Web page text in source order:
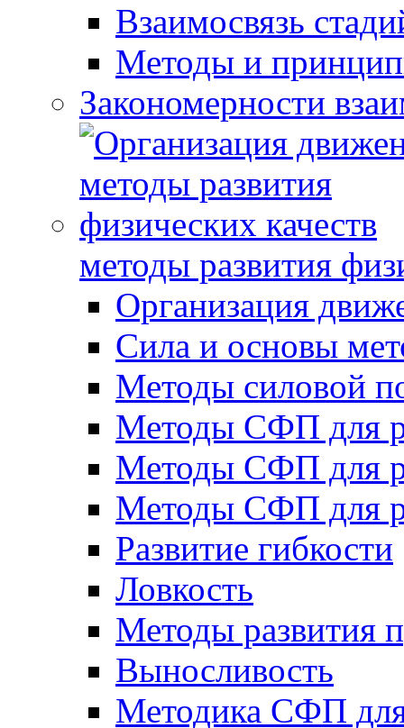
Взаимосвязь
Методы и
Закономерности
методы развития
Организация
Сила и основы
Методы силовой
Методы СФП для
Методы СФП для
Методы СФП для
Развитие гибкости
Ловкость
Методы развития
Выносливость
Методика СФП для